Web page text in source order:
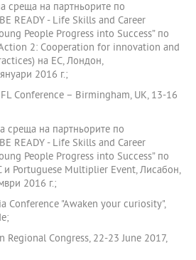
среща на партньорите по
READY - Life Skills and Career
People Progress into Success” по
2: Cooperation for innovation and
на ЕС, Лондон,
2016 г.;
Conference – Birmingham, UK, 13-16
среща на партньорите по
READY - Life Skills and Career
People Progress into Success” по
и Portuguese Multiplier Event, Лисабон,
2016 г.;
Conference "Awaken your curiosity",
Regional Congress, 22-23 June 2017,